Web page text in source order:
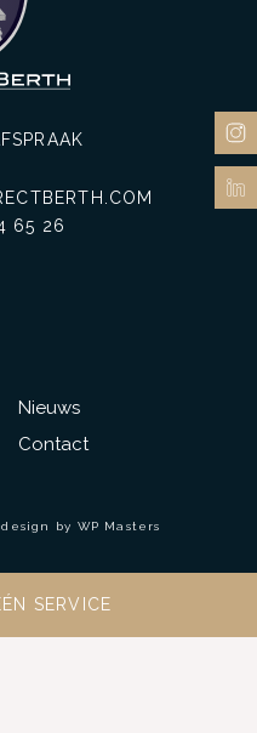
65 26
Nieuws
Contact
by WP Masters
SERVICE